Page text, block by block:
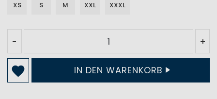
XS S M XXL XXXL
- +
IN DEN WARENKORB